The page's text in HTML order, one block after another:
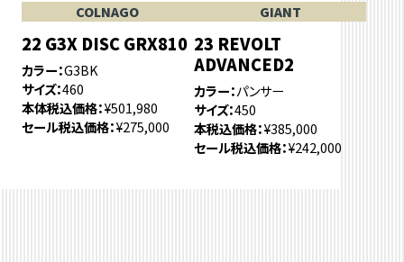
COLNAGO
22 G3X DISC GRX810
カラー G3BK
サイズ 460
本体税込価格 ¥501,980
セール税込価格 ¥275,000
GIANT
23 REVOLT
ADVANCED2
カラー パンサー
サイズ 450
本税込価格 ¥385,000
セール税込価格 ¥242,000